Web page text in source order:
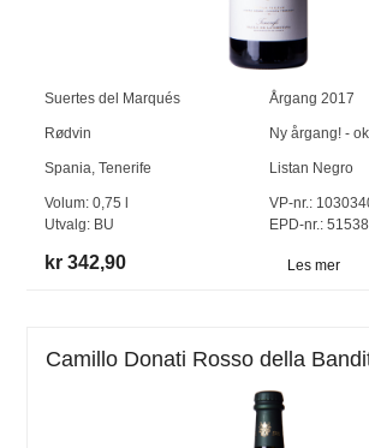
Suertes del Marqués Årgang 2017
Rødvin Ny årgang! -
Spania,Tenerife Listan Negro
Volum:0,75
Utvalg: BU
VP-nr.:
EPD-nr.:
kr 342,90 Les mer
Camillo Donati Rosso della